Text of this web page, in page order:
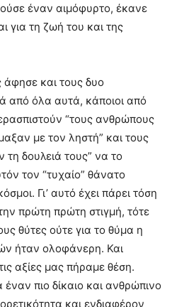
έναν αιμόφυρτο, έκανε
για τη ζωή του και της
άφησε και τους δυο
από όλα αυτά, κάποιοι από
“τους ανθρώπους
με τον ληστή” και τους
δουλειά τους” να το
τον “τυχαίο” θάνατο
Γι’ αυτό έχει πάρει τόση
πρώτη πρώτη στιγμή, τότε
θύτες ούτε για το θύμα η
ήταν ολοφάνερη. Και
αξίες μας πήραμε θέση.
πιο δίκαιο και ανθρώπινο
και ενδιαφέρον